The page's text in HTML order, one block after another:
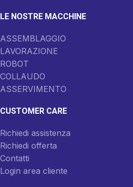
LE NOSTRE MACCHINE
ASSEMBLAGGIO
LAVORAZIONE
ROBOT
COLLAUDO
ASSERVIMENTO
CUSTOMER CARE
Richiedi assistenza
Richiedi offerta
Contatti
Login area cliente